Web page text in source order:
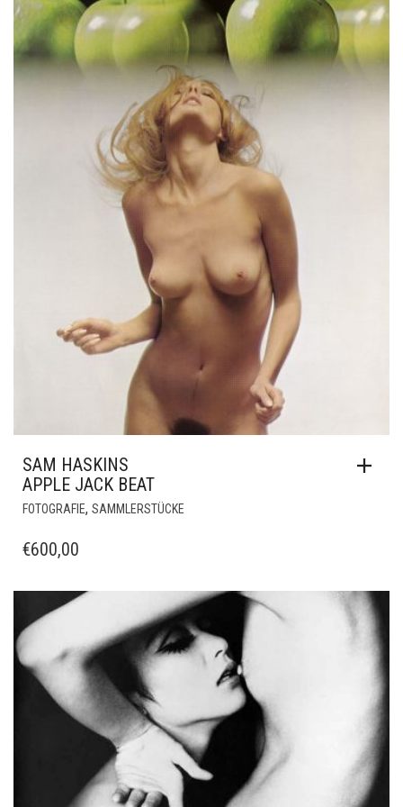
SAM HASKINS
APPLE JACK BEAT
FOTOGRAFIE, SAMMLERSTÜCKE
€600,00